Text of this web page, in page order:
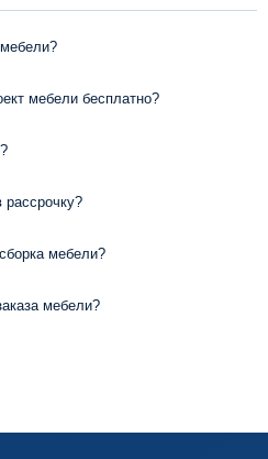
мебели?
мебели бесплатно?
мебели?
мебели?